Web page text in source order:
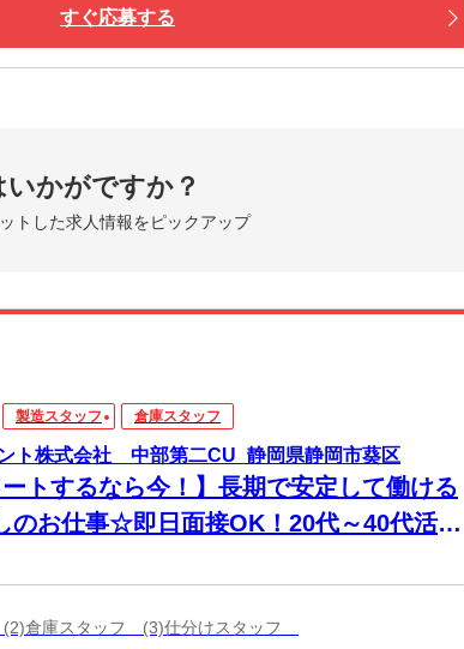
すぐ応募する
いかがですか？
トした求人情報をピックアップ
製造スタッフ 倉庫スタッフ
ト株式会社 中部第二CU_静岡県静岡市葵区
ートするなら今！】長期で安定して働ける
のお仕事☆即日面接OK！20代～40代活躍
倉庫スタッフ (3)仕分けスタッフ